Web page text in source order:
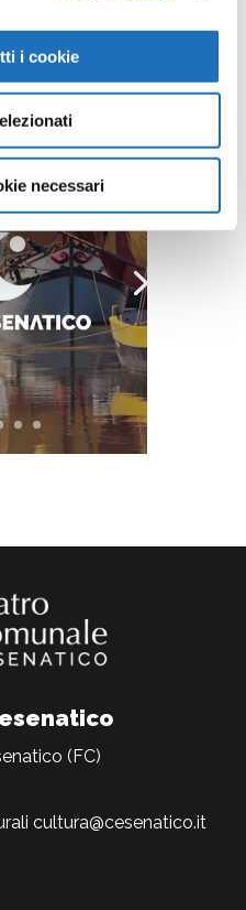
i cookie
necessari
(FC)
cultura@cesenatico.it